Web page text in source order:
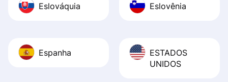
Eslováquia Eslovênia
Espanha
ESTADOS
UNIDOS